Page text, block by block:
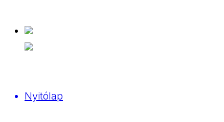
Nyitólap